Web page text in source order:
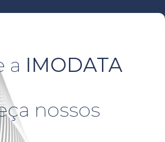
a IMODATA
nossos